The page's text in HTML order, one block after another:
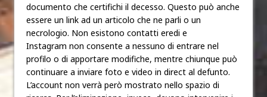
documento che certifichi il decesso. Questo può anche
essere un link ad un articolo che ne parli o un
necrologio. Non esistono contatti eredi e
Instagram non consente a nessuno di entrare nel
profilo o di apportare modifiche, mentre chiunque può
continuare a inviare foto e video in direct al defunto.
L’account non verrà però mostrato nello spazio di